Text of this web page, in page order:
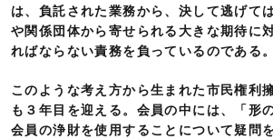
は、負託された業務から、決して逃げて
や関係団体から寄せられる大きな期待に
ればならない責務を負っているのである。
このような考え方から生まれた市民権利
も３年目を迎える。会員の中には、「形
会員の浄財を使用することについて疑問